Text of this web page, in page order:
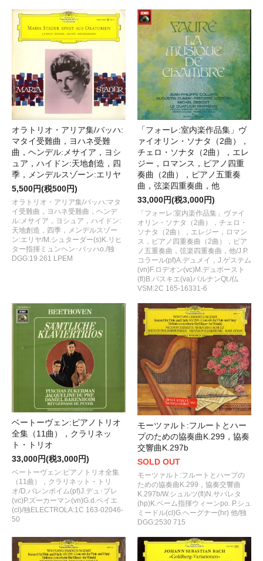
オラトリオ・アリア集/バッハ:
マタイ受難曲，ヨハネ受難
曲，ヘンデル:メサイア，ヨシ
ュア，ハイドン:天地創造，四
季，メンデルスゾーン:エリヤ
5,500円(税500円)
オラトリオ・アリア集/バッハ:マタ
イ受難曲，ヨハネ受難曲，ヘンデ
ル:メサイア，ヨシュア，ハイドン:
天地創造，四季，メンデルスゾー
ン:エリヤ/M.シュターダー(s)K.リヒ
ター指揮ミュンヘン･バッハo./独
DGG:19 261 LPEM
「フォーレ:室内楽作品集」ヴ
ァイオリン・ソナタ（2曲），
チェロ・ソナタ（2曲），エレ
ジー，ロマンス，ピアノ四重
奏曲（2曲），ピアノ五重奏
曲，弦楽四重奏曲，他
33,000円(税3,000円)
「フォーレ:室内楽作品集」ヴァイ
オリン・ソナタ（2曲），チェロ・
ソナタ（2曲），エレジー，ロマン
ス，ピアノ四重奏曲（2曲），ピア
ノ五重奏曲，弦楽四重奏曲，他/J.P.
コラール(pf)A.デュメイ，J.ゲステム
(vn)F.ロデオン(vc)M.デュボースト
(fl)B.パスキエ(va)パルナンQt./仏
VSM:2C 165-16331-6
ベートーヴェン:ピアノトリオ
全集（11曲），クラリネッ
ト・トリオ
33,000円(税3,000円)
ベートーヴェン:ピアノトリオ全集
（11曲），クラリネット・トリ
オ/D.バレンボイム(pf)J.デュ･プレ
(vc)P.ズーカーマン(vn)G.d.ペイエ
(cl)/独ELECTROLA:1C 163-02046-
50
モーツァルト:フルートとハー
プのための協奏曲K.299，協奏
交響曲K.297b
SOLD OUT
モーツァルト:フルートとハープの
ための協奏曲K.299，協奏交響曲
K.297b/W.シュルツ(fl)N.サバレタ
(hp)K.ベーム指揮ウィーンpo. P.シュ
ミードル(cl)G.ヘーグナー(hr) 他/独
DGG:2530 715